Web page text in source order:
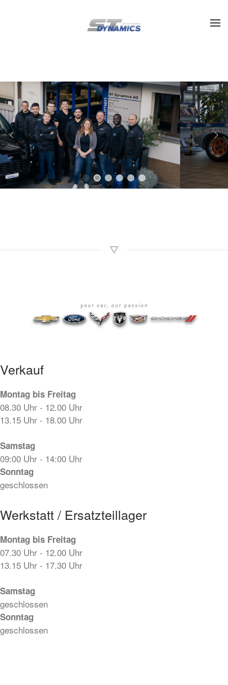
Zum Hauptinhalt springen
Verkauf
Montag bis Freitag
08.30 Uhr - 12.00 Uhr
13.15 Uhr - 18.00 Uhr
Samstag
09:00 Uhr - 14:00 Uhr
Sonntag
geschlossen
Werkstatt / Ersatzteillager
Montag bis Freitag
07.30 Uhr - 12.00 Uhr
13.15 Uhr - 17.30 Uhr
Samstag
geschlossen
Sonntag
geschlossen